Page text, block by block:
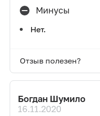
Минусы
Нет.
Отзыв полезен?
Богдан Шумило
16.11.2020